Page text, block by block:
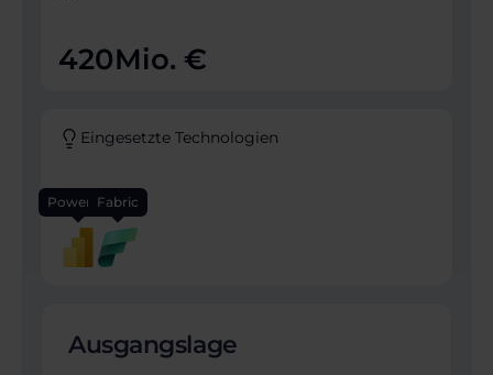
420Mio. €
Eingesetzte Technologien
Power BIFabric
Ausgangslage